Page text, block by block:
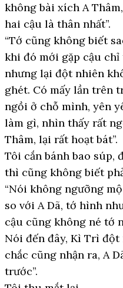
không bài xích A
hai cậu là thân nhất”.
“Tớ cũng không biết
khi đó mới gặp cậu chỉ
nhưng lại đột nhiên
ghét. Có mấy lần trên
ngồi ở chỗ mình, yên
làm gì, nhìn thấy rất
Thâm, lại rất hoạt bát”.
Tôi cắn bánh bao súp,
thì cũng không biết
“Nói không ngưỡng
so với A Dã, tớ hình
cậu cũng không né tớ
Nói đến đây, Kì Trì
chắc cũng nhận ra, A
trước”.